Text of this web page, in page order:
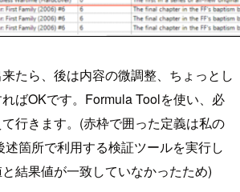
たら、後は内容の微調整、ちょっとし
ばOKです。Formula Toolを使い、必
行きます。(赤枠で囲った定義は私の
箇所で利用する検証ツールを実行し
結果値が一致していなかったため)